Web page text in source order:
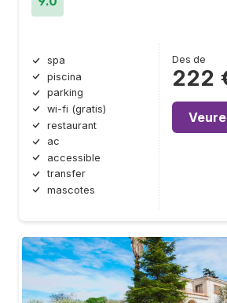
spa
piscina
parking
wi-fi (gratis)
restaurant
ac
accessible
transfer
mascotes
Des de
222